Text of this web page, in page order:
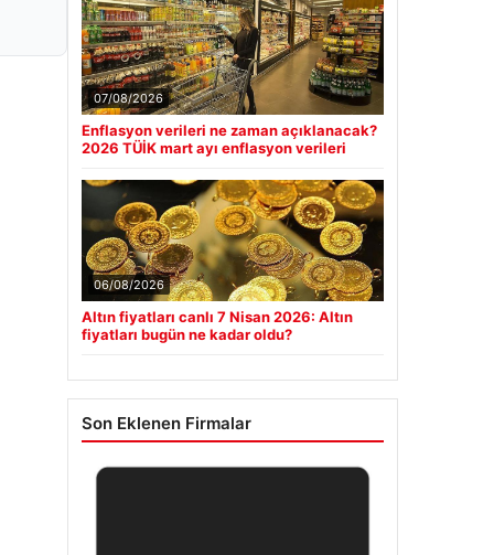
07/08/2026
Enflasyon verileri ne zaman açıklanacak?
2026 TÜİK mart ayı enflasyon verileri
06/08/2026
Altın fiyatları canlı 7 Nisan 2026: Altın
fiyatları bugün ne kadar oldu?
Son Eklenen Firmalar